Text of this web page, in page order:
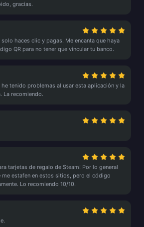
gracias.
haces clic y pagas. Me encanta que haya
QR para no tener que vincular tu banco.
he tenido problemas al usar esta aplicación y la
La recomiendo.
tarjetas de regalo de Steam! Por lo general
me estafen en estos sitios, pero el código
Lo recomiendo 10/10.